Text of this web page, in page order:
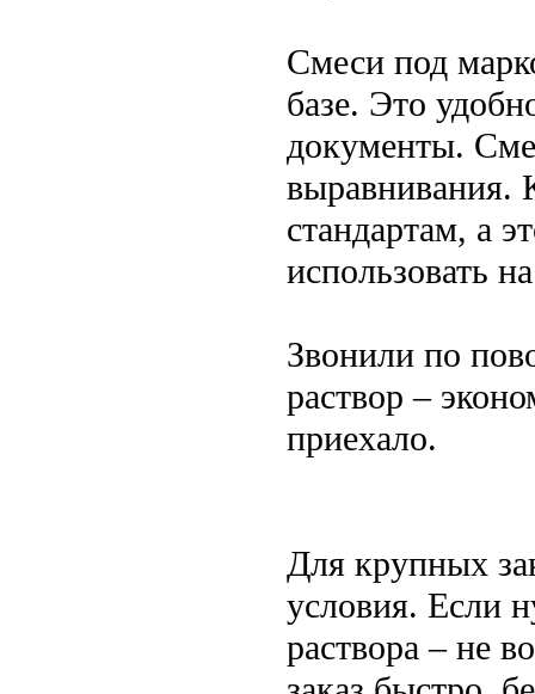
Смеси под
базе. Это
документы.
выравнивания.
стандартам, а
использовать
Звонили по
раствор –
приехало.
Для крупных
условия. Если
раствора – не